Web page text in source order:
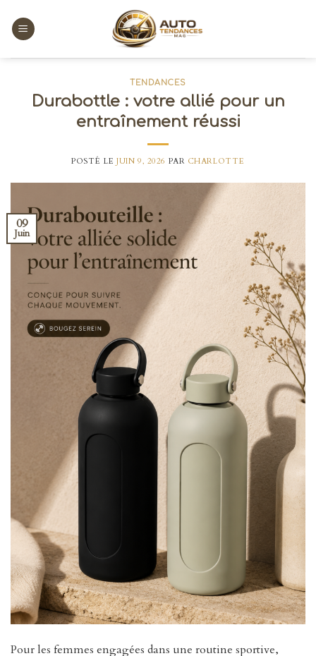
content
TENDANCES
Durabottle : votre allié pour un
entraînement réussi
POSTÉ LEJUIN 9, 2026 PAR CHARLOTTE
09
Juin
Pour les femmes engagées dans une routine sportive,